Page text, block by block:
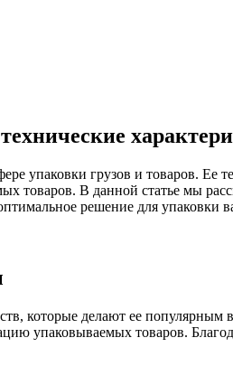
упаковки грузов и товаров.
товаров. В данной статье мы
решение для упаковки
которые делают ее
упаковываемых товаров.